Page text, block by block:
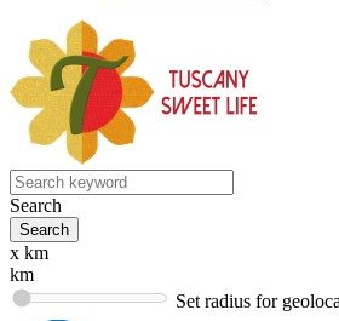
Search
x km
km
Set radius for